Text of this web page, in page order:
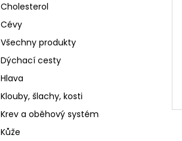
Cholesterol
Cévy
Všechny produkty
Dýchací cesty
Hlava
Klouby, šlachy, kosti
Krev a oběhový systém
Kůže